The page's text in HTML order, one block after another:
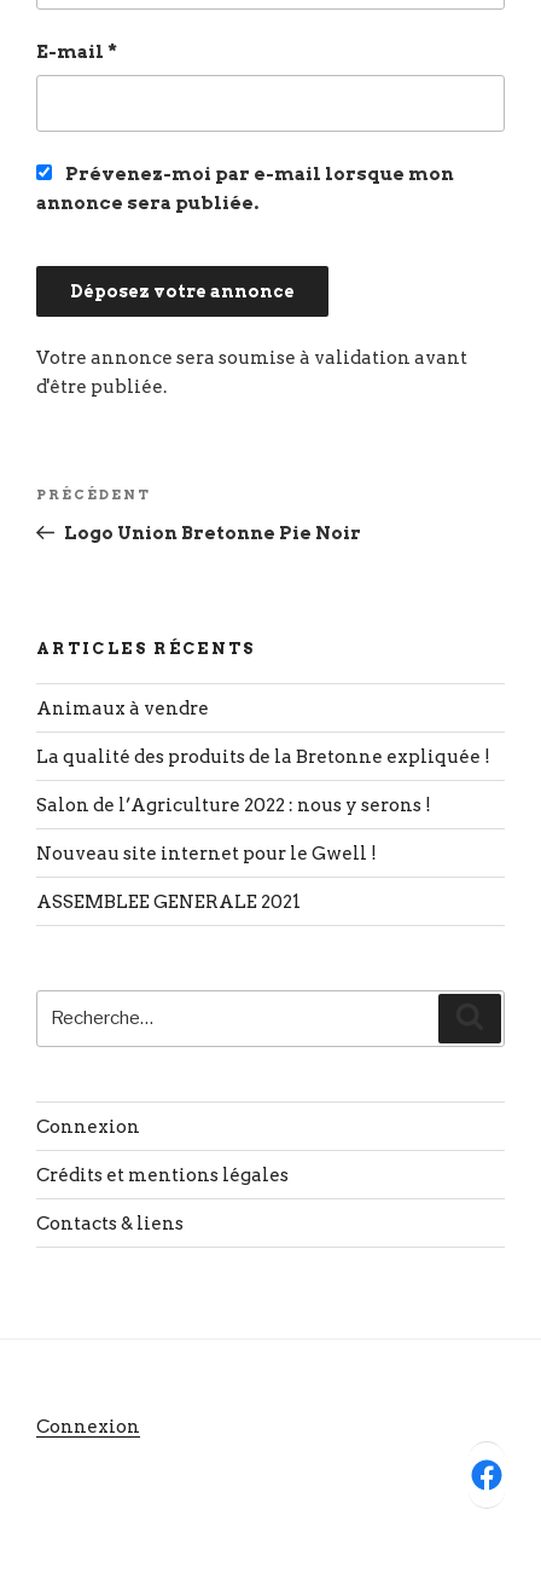
E-mail *
Prévenez-moi par e-mail lorsque mon
annonce sera publiée.
Navigation
l’article
Article
précédent
PRÉCÉDENT
Logo Union Bretonne Pie Noir
ARTICLES RÉCENTS
Animaux à vendre
La qualité des produits de la Bretonne expliquée !
Salon de l’Agriculture 2022 : nous y serons !
Nouveau site internet pour le Gwell !
ASSEMBLEE GENERALE 2021
Connexion
Crédits et mentions légales
Contacts & liens
Connexion
Facebook